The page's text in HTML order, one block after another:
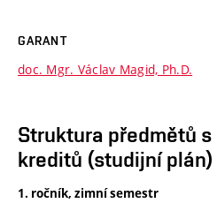
GARANT
doc. Mgr. Václav Magid, Ph.D.
Struktura předmětů s
kreditů (studijní plán)
1. ročník, zimní semestr